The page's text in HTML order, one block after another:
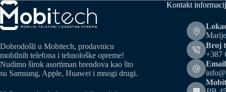
Dobrodošli u Mobitech, prodavnicu
mobilnih telefona i tehnološke opreme!
Nudimo širok asortiman brendova kao što
su Samsung, Apple, Huawei i mnogi drugi.
Kontakt
Broj
+387